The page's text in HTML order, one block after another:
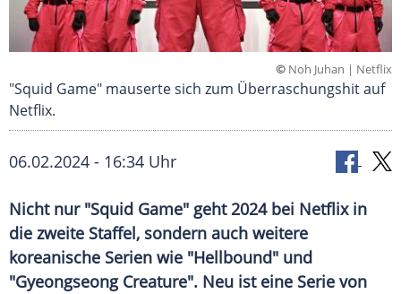
© Noh Juhan | Netflix
"Squid Game" mauserte sich zum Überraschungshit auf
Netflix.
06.02.2024 - 16:34 Uhr
Nicht nur "Squid Game" geht 2024 bei Netflix in
die zweite Staffel, sondern auch weitere
koreanische Serien wie "Hellbound" und
"Gyeongseong Creature". Neu ist eine Serie von